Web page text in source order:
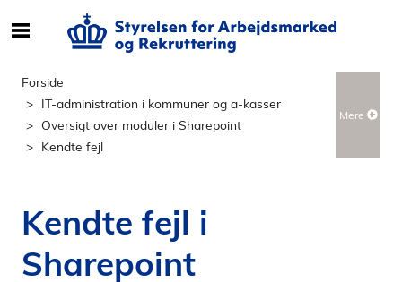
e
f
t
n
h
Forside
IT-administration i kommuner og a-kasser
Oversigt over moduler i Sharepoint
Kendte fejl
Mere
Kendte fejl i
Sharepoint